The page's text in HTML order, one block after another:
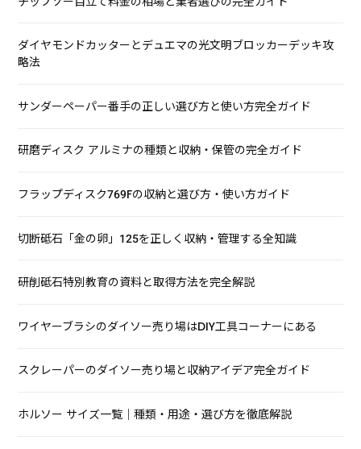
ダイヤモンドカッターとデュエマの光文明ブロッカーデッキ攻
略法
サンダーペーパー番手の正しい選び方と使い方完全ガイド
研磨ディスク アルミナの種類と収納・保管の完全ガイド
フラップディスク769Fの収納と選び方・使い方ガイド
切断砥石「金の卵」125を正しく収納・管理する全知識
研削砥石特別教育の資料と取得方法を完全解説
ワイヤーブラシのダイソー売り場はDIY工具コーナーにある
スクレーパーのダイソー売り場と収納アイデア完全ガイド
ホルソー サイズ一覧｜種類・用途・選び方を徹底解説